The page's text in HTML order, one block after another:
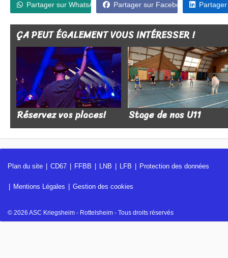
Partager sur WhatsApp Partager sur Facebook
ÇA PEUT ÉGALEMENT VOUS INTÉRESSER !
Réservez vos places! Stage de nos U11
Plan du site CD67 FFBB LNB LFB Protection des données
Mentions Légales Gestion des cookies
© 2026 ASC Kriegsheim - Rottelsheim - Tous droits réservés